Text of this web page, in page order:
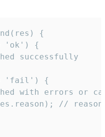
{
'ok') {
successfully
'fail') {
with errors or
//